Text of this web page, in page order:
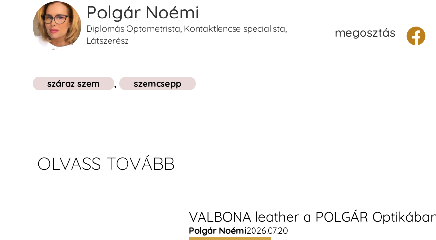
Polgár Noémi
Diplomás Optometrista, Kontaktlencse specialista,
Látszerész
megosztás
száraz szem , szemcsepp
OLVASS TOVÁBB
VALBONA leather a POLGÁR
Polgár Noémi2026.07.20